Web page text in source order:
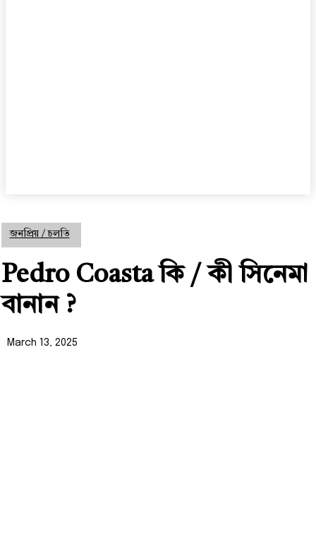
জনপ্রিয় / চলতি
Pedro Coasta কি / কী সিনেমা
বানান ?
March 13, 2025